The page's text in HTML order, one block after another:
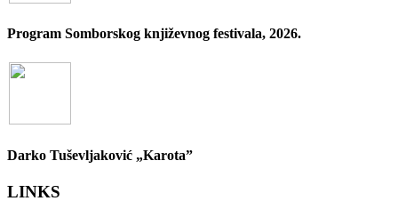
Program Somborskog književnog festivala, 2026.
Darko Tuševljaković „Karota”
LINKS